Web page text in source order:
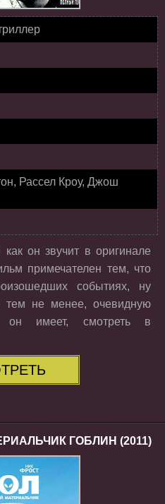
Рассел Кроу, Джош
он звучит в оригинале
примечателен тем, что
событиях, ну
тем не менее, очевидную
он имеет, смотреть в
ГОБЛИН (2011)